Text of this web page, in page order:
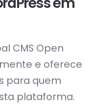
CMS Open
e oferece
para quem
plataforma.